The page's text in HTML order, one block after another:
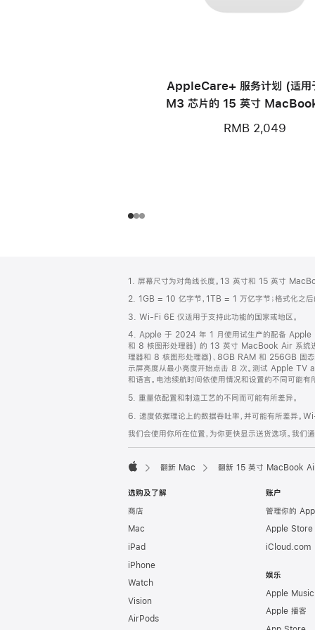
AppleCare+ 服务计划 (适用
M3 芯片的 15 英寸
RMB 2,049
页
脚
注
1. 屏幕尺寸为对角线长度。13 英寸和 15 英寸
2. 1GB = 10 亿字节，1TB = 1 万亿字节；格式化之后
3. Wi-Fi 6E 仅适用于支持此功能的国家或地区。
4. Apple 于 2024 年 1 月使用试生产的配备 Apple
和 8 核图形处理器) 的 13 英寸 MacBook Air 系统
理器和 8 核图形处理器)、8GB RAM 和 256GB 固态
示屏亮度从最小亮度开始点击 8 次。测试 Apple TV
和语言。电池续航时间依使用情况和设置的不同可能
5. 重量依配置和制造工艺的不同而可能有所差异。
6. 速度依据理论上的数据吞吐率，并可能有所差异。
我们会使用你所在位置，为你更快显示送货选项。我
翻新 Mac 翻新 15 英寸 MacBook
选购及了解
商店
Mac
iPad
iPhone
Watch
Vision
AirPods
账户
管理你的
Apple Store
iCloud.com
娱乐
Apple Music
Apple 播客